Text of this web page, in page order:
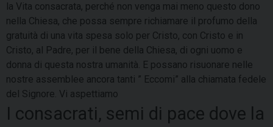
la Vita consacrata, perché non venga mai meno questo dono
nella Chiesa, che possa sempre richiamare il profumo della
gratuità di una vita spesa solo per Cristo, con Cristo e in
Cristo, al Padre, per il bene della Chiesa, di ogni uomo e
donna di questa nostra umanità. E possano risuonare nelle
nostre assemblee ancora tanti ” Eccomi” alla chiamata fedele
del Signore. Vi aspettiamo
I consacrati, semi di pace dove la